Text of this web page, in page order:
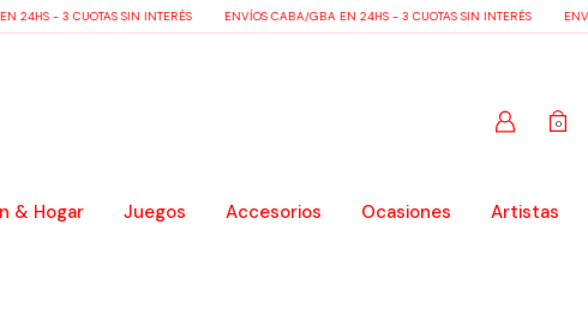
- 3 CUOTAS SIN INTERÉS ENVÍOS CABA/GBA EN 24HS - 3 CUOTAS SIN INTERÉS
0
& Hogar Juegos Accesorios Ocasiones Artistas